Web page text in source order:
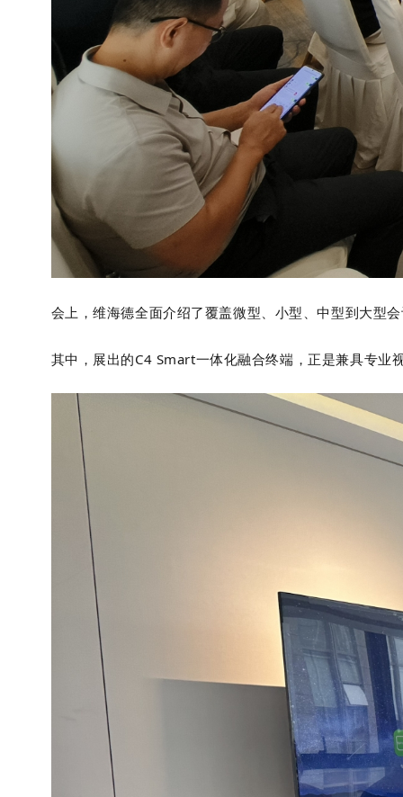
会上，维海德全面介绍了覆盖微型、小型、中型到大型
其中，展出的C4 Smart一体化融合终端，正是兼具专业